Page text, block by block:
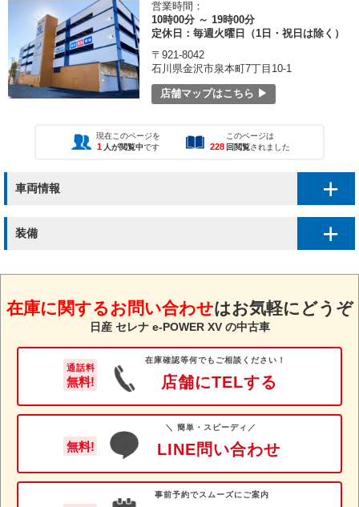
営業時間：
10時00分 ～ 19時00分
定休日：毎週火曜日（1日・祝日は除く）
〒921-8042
石川県金沢市泉本町7丁目10-1
店舗マップはこちら ▶
現在このページを
1 人が閲覧中です
このページは
228 回閲覧されました
車両情報
装備
在庫に関するお問い合わせはお気軽にどうぞ
日産 セレナ e-POWER XV の中古車
通話料
無料!
在庫確認等何でもご相談ください！
店舗にTELする
無料!
＼ 簡単・スピーディ／
LINE問い合わせ
事前予約でスムーズにご案内